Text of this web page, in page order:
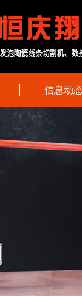
信息动